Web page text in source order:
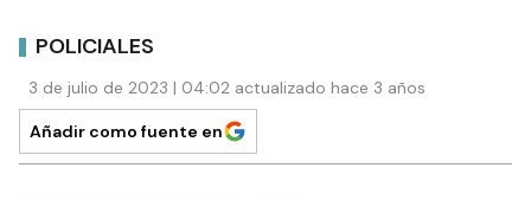
POLICIALES
3 de julio de 2023 | 04:02 actualizado hace 3 años
Añadir como fuente en